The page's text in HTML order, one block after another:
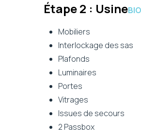
Étape 2 : Usine
Mobiliers
Interlockage des sas
Plafonds
Luminaires
Portes
Vitrages
Issues de secours
2 Passbox